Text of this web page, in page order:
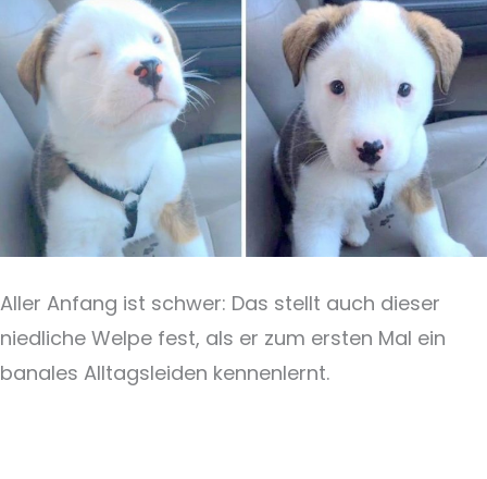
Aller Anfang ist schwer: Das stellt auch dieser
niedliche Welpe fest, als er zum ersten Mal ein
banales Alltagsleiden kennenlernt.